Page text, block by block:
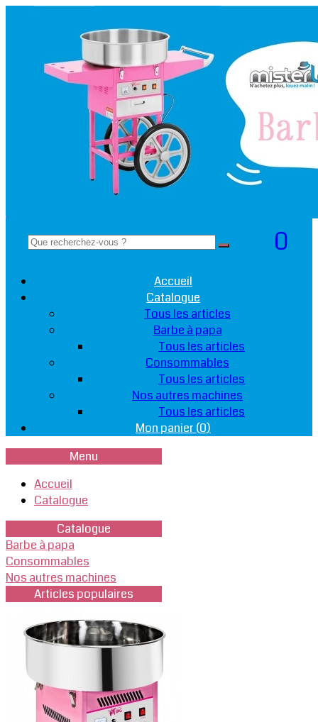
0
Accueil
Catalogue
Tous les articles
Barbe à papa
Tous les articles
Consommables
Tous les articles
Nos autres machines
Tous les articles
Mon panier (0)
Menu
Accueil
Catalogue
Catalogue
Barbe à papa
Consommables
Nos autres machines
Articles populaires